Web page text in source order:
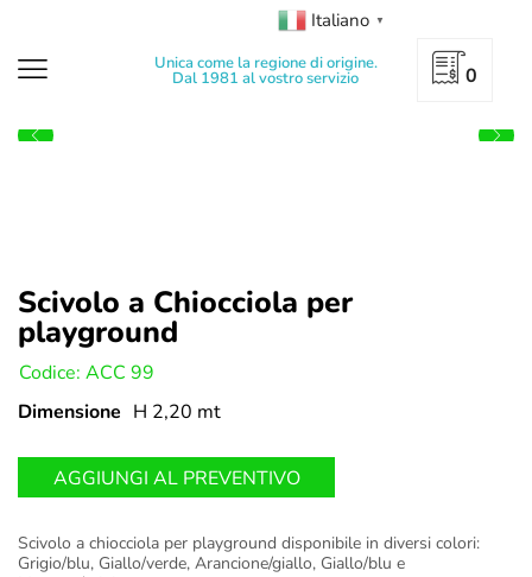
Italiano ▼
Unica come la regione di origine.
Dal 1981 al vostro servizio 0
Scivolo a Chiocciola per
playground
Codice: ACC 99
Dimensione H 2,20 mt
AGGIUNGI AL PREVENTIVO
Scivolo a chiocciola per playground disponibile in diversi colori:
Grigio/blu, Giallo/verde, Arancione/giallo, Giallo/blu e